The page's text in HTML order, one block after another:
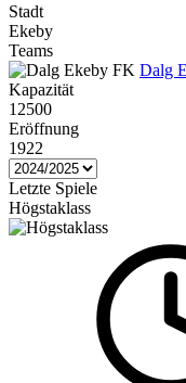
Stadt
Ekeby
Teams
Dalg
Kapazität
12500
Eröffnung
1922
Letzte Spiele
Högstaklass